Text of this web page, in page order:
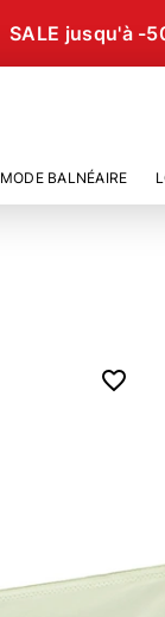
SALE jusqu'à -
MODE BALNÉAIRE